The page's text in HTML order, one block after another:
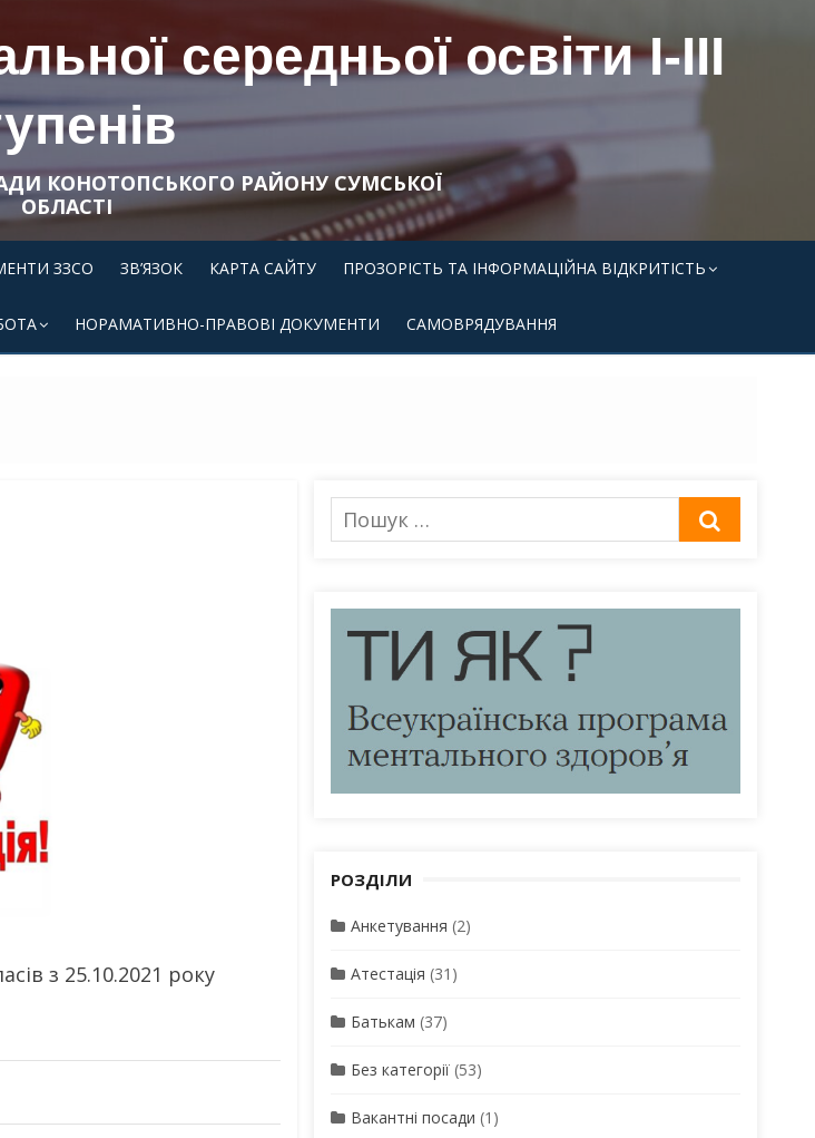
середньої освіти І-ІІІ
КОНОТОПСЬКОГО РАЙОНУ СУМСЬКОЇ
ОБЛАСТІ
ЗЗСО ЗВ’ЯЗОК КАРТА САЙТУ ПРОЗОРІСТЬ ТА ІНФОРМАЦІЙНА ВІДКРИТІСТЬ
НОРАМАТИВНО-ПРАВОВІ ДОКУМЕНТИ САМОВРЯДУВАННЯ
з 25.10.2021 року
Пошук
для:
РОЗДІЛИ
Анкетування (2)
Атестація (31)
Батькам (37)
Без категорії(53)
Вакантні посади (1)